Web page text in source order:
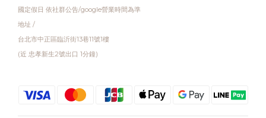
國定假日 依社群公告/google營業時間為準
地址 /
台北市中正區臨沂街13巷11號1樓
(近 忠孝新生2號出口 1分鐘)